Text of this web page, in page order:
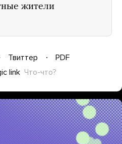
жители
Твиттер
PDF
link Что-что?